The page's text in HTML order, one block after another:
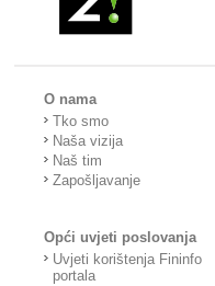
O nama
Tko smo
Naša vizija
Naš tim
Zapošljavanje
Opći uvjeti poslovanja
Uvjeti korištenja Fininfo
portala